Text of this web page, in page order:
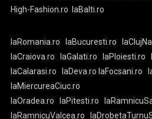
High-Fashion.ro
laBalti.ro
laRomania.ro laBucuresti.ro
laCraiova.ro
laGalati.ro laPloiesti.ro
laCalarasi.ro
laDeva.ro laFocsani.ro
laMiercureaCiuc.ro
laOradea.ro
laPitesti.ro
laRamnicuValcea.ro